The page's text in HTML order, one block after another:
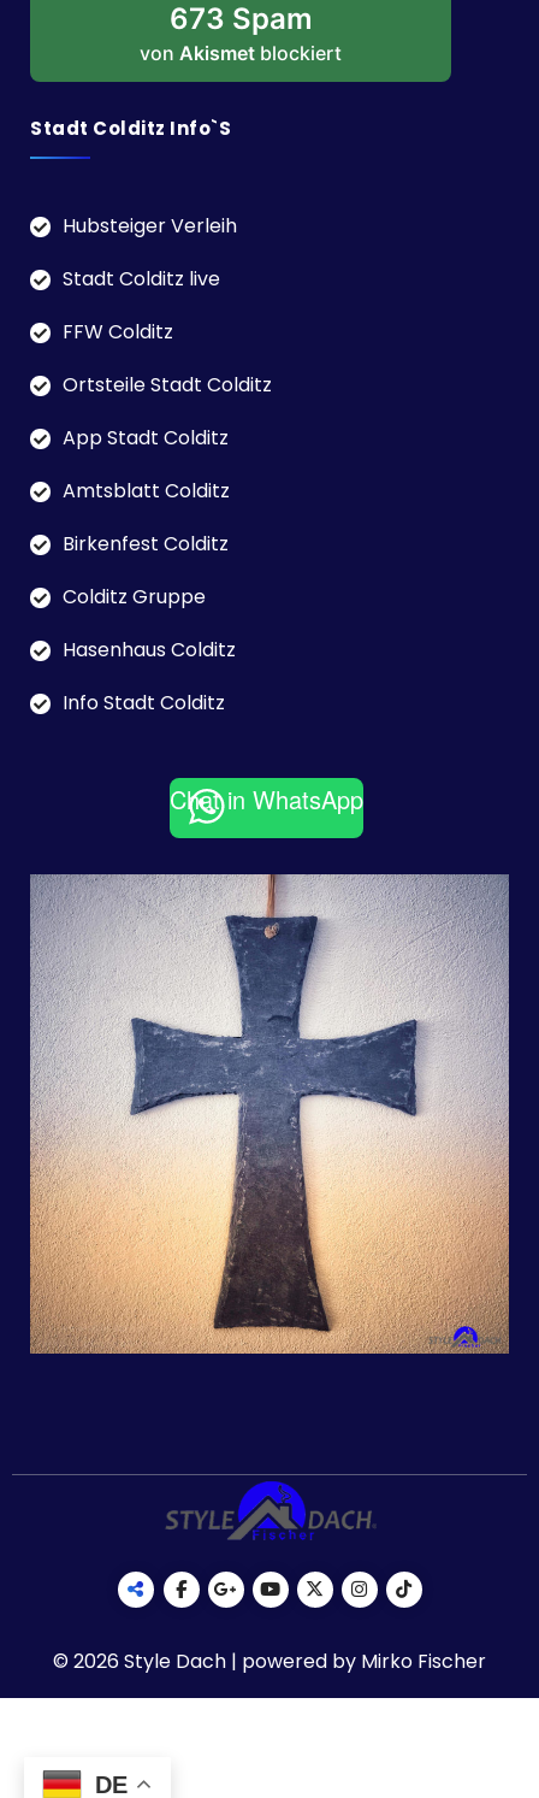
673 Spam
von Akismet blockiert
Stadt Colditz Info`s
Hubsteiger Verleih
Stadt Colditz live
FFW Colditz
Ortsteile Stadt Colditz
App Stadt Colditz
Amtsblatt Colditz
Birkenfest Colditz
Colditz Gruppe
Hasenhaus Colditz
Info Stadt Colditz
Chat in WhatsApp
© 2026 Style Dach | powered by Mirko Fischer
DE